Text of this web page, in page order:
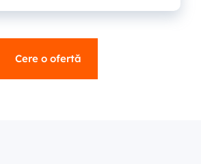
Cere o ofertă